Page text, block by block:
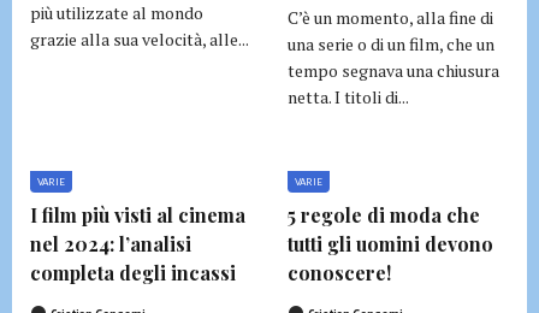
più utilizzate al mondo
grazie alla sua velocità, alle...
C’è un momento, alla fine di
una serie o di un film, che un
tempo segnava una chiusura
netta. I titoli di...
VARIE
I film più visti al cinema
nel 2024: l’analisi
completa degli incassi
VARIE
5 regole di moda che
tutti gli uomini devono
conoscere!